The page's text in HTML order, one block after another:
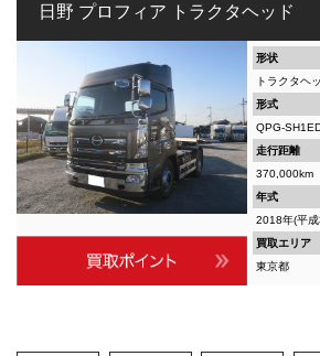
日野 プロフィア トラクタヘッド
形状
トラクタヘ
形式
QPG-
走行距離
370,000km
年式
2018年(平
買取エリア
東京都